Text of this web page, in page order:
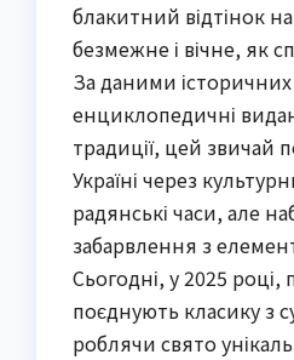
блакитний відтінок
безмежне і вічне, як
За даними
енциклопедичні
традиції, цей звичай
Україні через
радянські часи, але
забарвлення з
Сьогодні, у 2025 році,
поєднують класику з
роблячи свято